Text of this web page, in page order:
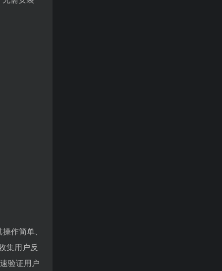
作简单、
集用户反
验证用户